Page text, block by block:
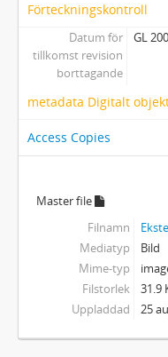
Förteckningskontroll
Datum för
tillkomst revision
borttagande
GL
metadata Digitalt
Access Copies
Master file
Filnamn
Mediatyp
Bild
Mime-typ
Filstorlek
31.9
Uppladdad
25